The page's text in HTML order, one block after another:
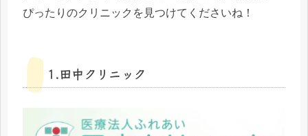
ぴったりのクリニックを見つけてくださいね！
1.田中クリニック